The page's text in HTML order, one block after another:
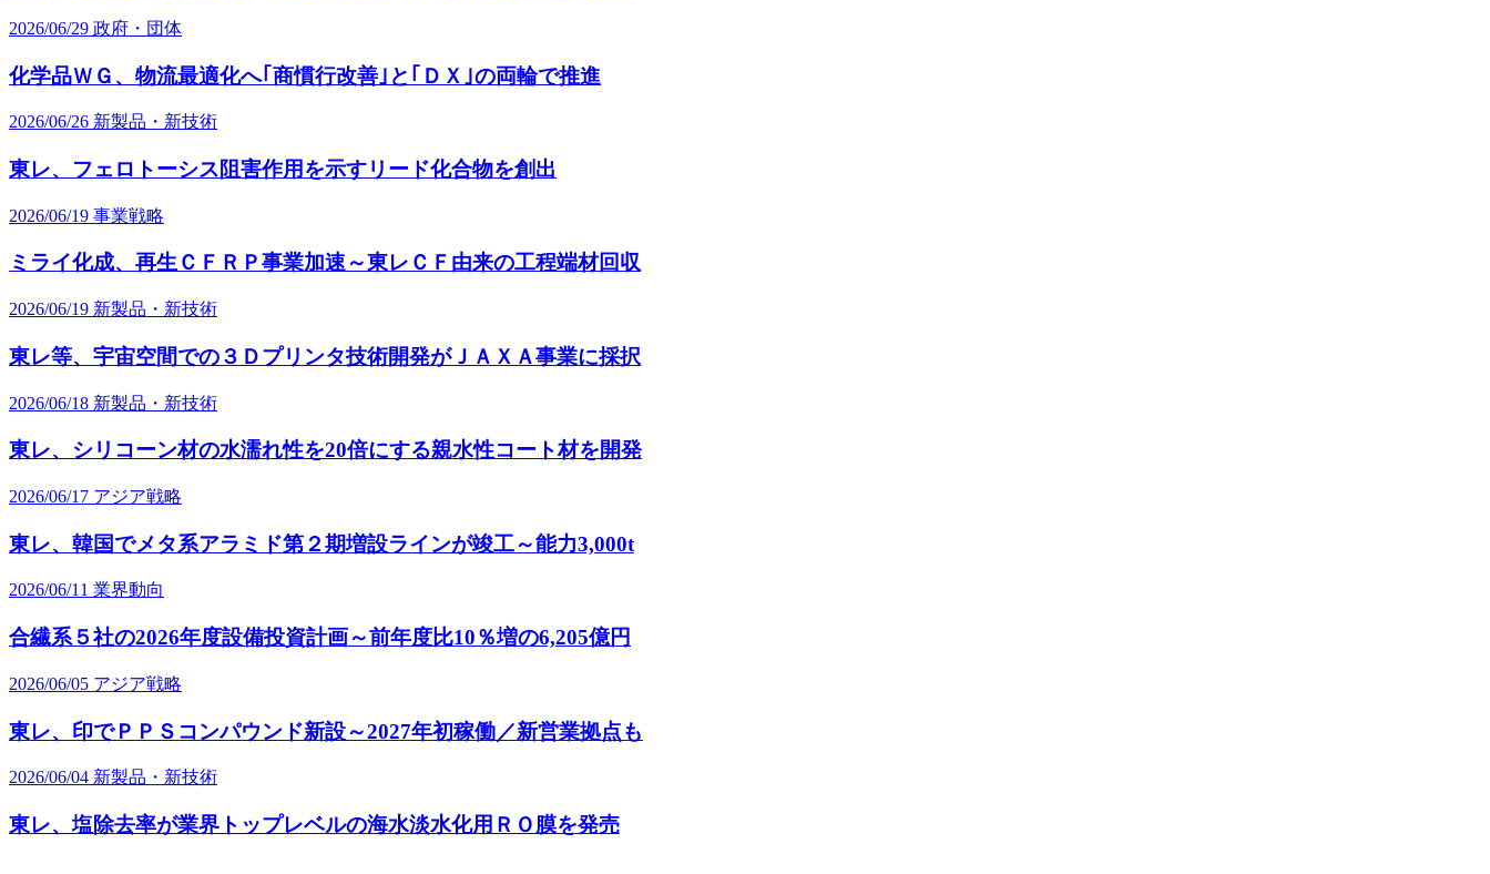
2026/06/29 政府・団体
化学品ＷＧ、物流最適化へ｢商慣行改善｣と｢ＤＸ｣の両輪で推進
2026/06/26 新製品・新技術
東レ、フェロトーシス阻害作用を示すリード化合物を創出
2026/06/19 事業戦略
ミライ化成、再生ＣＦＲＰ事業加速～東レＣＦ由来の工程端材回収
2026/06/19 新製品・新技術
東レ等、宇宙空間での３Ｄプリンタ技術開発がＪＡＸＡ事業に採択
2026/06/18 新製品・新技術
東レ、シリコーン材の水濡れ性を20倍にする親水性コート材を開発
2026/06/17 アジア戦略
東レ、韓国でメタ系アラミド第２期増設ラインが竣工～能力3,000t
2026/06/11 業界動向
合繊系５社の2026年度設備投資計画～前年度比10％増の6,205億円
2026/06/05 アジア戦略
東レ、印でＰＰＳコンパウンド新設～2027年初稼働／新営業拠点も
2026/06/04 新製品・新技術
東レ、塩除去率が業界トップレベルの海水淡水化用ＲＯ膜を発売